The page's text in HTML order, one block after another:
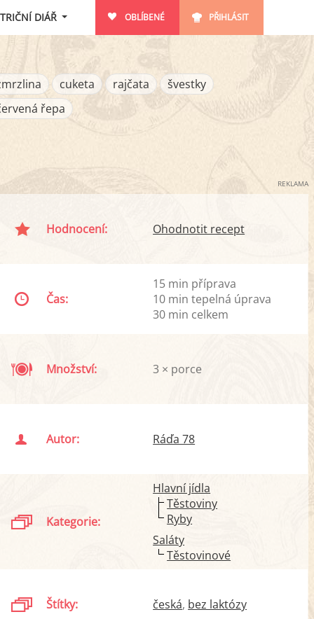
DIÁŘ OBLÍBENÉ PŘIHLÁSIT
cuketa rajčata
švestky
řepa
REKLAMA
Hodnocení: Ohodnotit recept
Čas:
15 min příprava
10 min tepelná úprava
30 min celkem
Množství: 3 × porce
Autor: Ráďa 78
Kategorie:
Hlavní jídla
Těstoviny
Ryby
Saláty
Těstovinové
Štítky: česká bez laktózy